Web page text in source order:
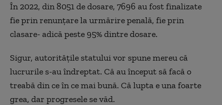
În 2022, din 8051 de dosare, 7696 au fost finalizate
fie prin renunțare la urmărire penală, fie prin
clasare- adică peste 95% dintre dosare.
Sigur, autoritățile statului vor spune mereu că
lucrurile s-au îndreptat. Că au început să facă o
treabă din ce în ce mai bună. Că lupta e una foarte
grea, dar progresele se văd.